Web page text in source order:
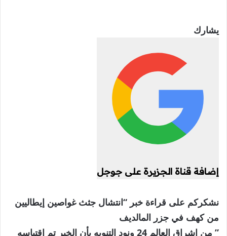
يشارك
إضافة قناة الجزيرة على جوجل
نشكركم على قراءة خبر “انتشال جثث غواصين إيطاليين
من كهف في جزر المالديف
” من اشراق العالم 24 ونود التنويه بأن الخبر تم اقتباسه